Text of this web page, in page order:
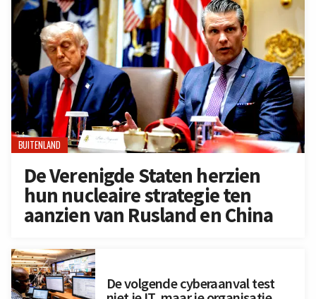
BUITENLAND
De Verenigde Staten herzien
hun nucleaire strategie ten
aanzien van Rusland en China
De volgende cyberaanval test